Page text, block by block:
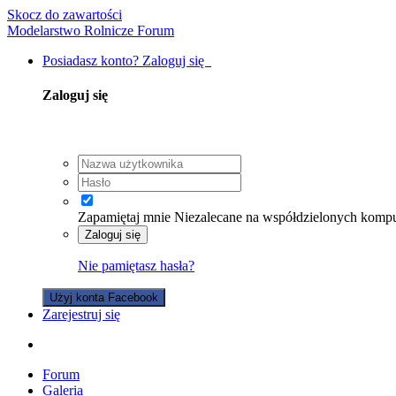
Skocz do zawartości
Modelarstwo Rolnicze Forum
Posiadasz konto? Zaloguj się
Zaloguj się
Zapamiętaj mnie Niezalecane na współdzielonych
Zaloguj się
Nie pamiętasz hasła?
Użyj konta Facebook
Zarejestruj się
Forum
Galeria